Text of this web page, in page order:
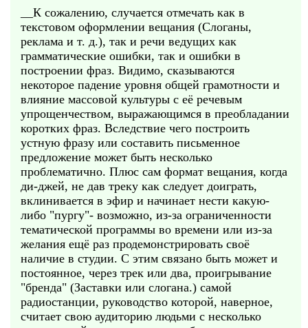
__К сожалению, случается отмечать как в
текстовом оформлении вещания (Слоганы,
реклама и т. д.), так и речи ведущих как
грамматические ошибки, так и ошибки в
построении фраз. Видимо, сказываются
некоторое падение уровня общей грамотности и
влияние массовой культуры с её речевым
упрощенчеством, выражающимся в преобладании
коротких фраз. Вследствие чего построить
устную фразу или составить письменное
предложение может быть несколько
проблематично. Плюс сам формат вещания, когда
ди-джей, не дав треку как следует доиграть,
вклинивается в эфир и начинает нести какую-
либо "пургу"- возможно, из-за ограниченности
тематической программы во времени или из-за
желания ещё раз продемонстрировать своё
наличие в студии. С этим связано быть может и
постоянное, через трек или два, проигрывание
"бренда" (Заставки или слогана.) самой
радиостанции, руководство которой, наверное,
считает свою аудиторию людьми с несколько